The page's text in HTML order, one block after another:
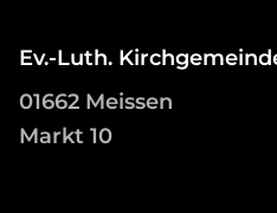
Ev.-Luth.
01662 Meissen
Markt 10